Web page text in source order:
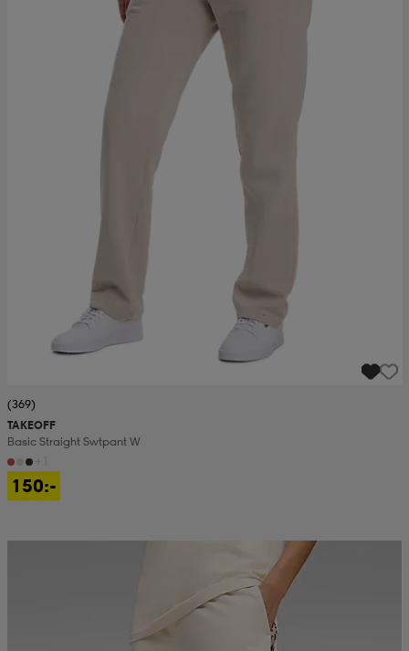
(369)
TAKEOFF
Basic Straight Swtpant W
150:-